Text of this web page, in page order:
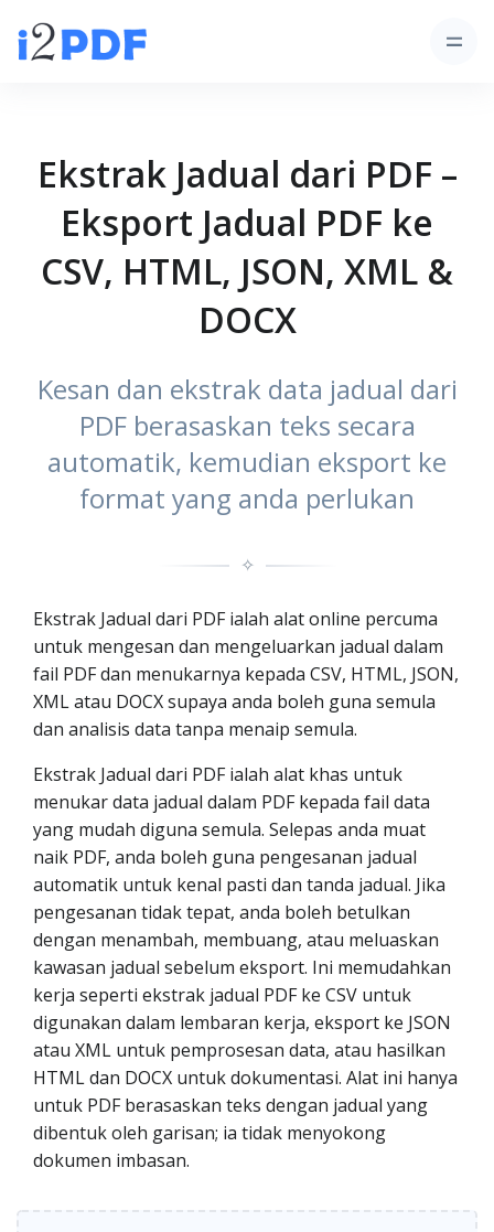
Ekstrak Jadual dari PDF –
Eksport Jadual PDF ke
CSV, HTML, JSON, XML &
DOCX
Kesan dan ekstrak data jadual dari
PDF berasaskan teks secara
automatik, kemudian eksport ke
format yang anda perlukan
✧
Ekstrak Jadual dari PDF ialah alat online percuma
untuk mengesan dan mengeluarkan jadual dalam
fail PDF dan menukarnya kepada CSV, HTML, JSON,
XML atau DOCX supaya anda boleh guna semula
dan analisis data tanpa menaip semula.
Ekstrak Jadual dari PDF ialah alat khas untuk
menukar data jadual dalam PDF kepada fail data
yang mudah diguna semula. Selepas anda muat
naik PDF, anda boleh guna pengesanan jadual
automatik untuk kenal pasti dan tanda jadual. Jika
pengesanan tidak tepat, anda boleh betulkan
dengan menambah, membuang, atau meluaskan
kawasan jadual sebelum eksport. Ini memudahkan
kerja seperti ekstrak jadual PDF ke CSV untuk
digunakan dalam lembaran kerja, eksport ke JSON
atau XML untuk pemprosesan data, atau hasilkan
HTML dan DOCX untuk dokumentasi. Alat ini hanya
untuk PDF berasaskan teks dengan jadual yang
dibentuk oleh garisan; ia tidak menyokong
dokumen imbasan.